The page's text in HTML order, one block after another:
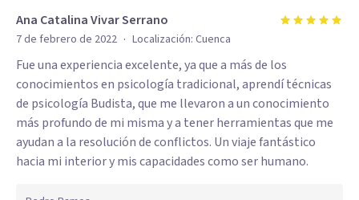
Ana Catalina Vivar Serrano
7 de febrero de 2022 · Localización: Cuenca
Fue una experiencia excelente, ya que a más de los
conocimientos en psicología tradicional, aprendí técnicas
de psicología Budista, que me llevaron a un conocimiento
más profundo de mi misma y a tener herramientas que me
ayudan a la resolución de conflictos. Un viaje fantástico
hacia mi interior y mis capacidades como ser humano.